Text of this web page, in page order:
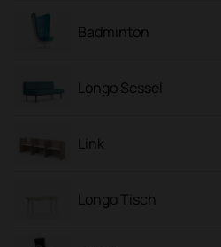
Badminton
Longo Sessel
Link
Longo Tisch